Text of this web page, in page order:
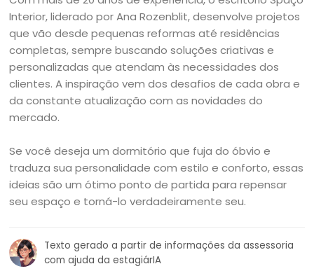
Interior, liderado por Ana Rozenblit, desenvolve projetos
que vão desde pequenas reformas até residências
completas, sempre buscando soluções criativas e
personalizadas que atendam às necessidades dos
clientes. A inspiração vem dos desafios de cada obra e
da constante atualização com as novidades do
mercado.
Se você deseja um dormitório que fuja do óbvio e
traduza sua personalidade com estilo e conforto, essas
ideias são um ótimo ponto de partida para repensar
seu espaço e torná-lo verdadeiramente seu.
Texto gerado a partir de informações da assessoria
com ajuda da estagiárIA